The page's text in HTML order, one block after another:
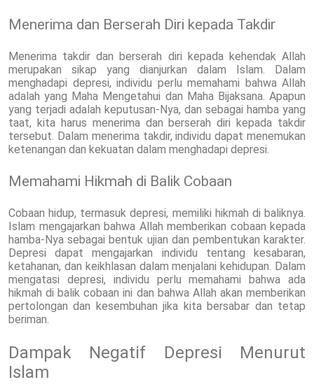
Menerima dan Berserah Diri kepada Takdir
Menerima takdir dan berserah diri kepada kehendak Allah
merupakan sikap yang dianjurkan dalam Islam. Dalam
menghadapi depresi, individu perlu memahami bahwa Allah
adalah yang Maha Mengetahui dan Maha Bijaksana. Apapun
yang terjadi adalah keputusan-Nya, dan sebagai hamba yang
taat, kita harus menerima dan berserah diri kepada takdir
tersebut. Dalam menerima takdir, individu dapat menemukan
ketenangan dan kekuatan dalam menghadapi depresi.
Memahami Hikmah di Balik Cobaan
Cobaan hidup, termasuk depresi, memiliki hikmah di baliknya.
Islam mengajarkan bahwa Allah memberikan cobaan kepada
hamba-Nya sebagai bentuk ujian dan pembentukan karakter.
Depresi dapat mengajarkan individu tentang kesabaran,
ketahanan, dan keikhlasan dalam menjalani kehidupan. Dalam
mengatasi depresi, individu perlu memahami bahwa ada
hikmah di balik cobaan ini dan bahwa Allah akan memberikan
pertolongan dan kesembuhan jika kita bersabar dan tetap
beriman.
Dampak Negatif Depresi Menurut
Islam